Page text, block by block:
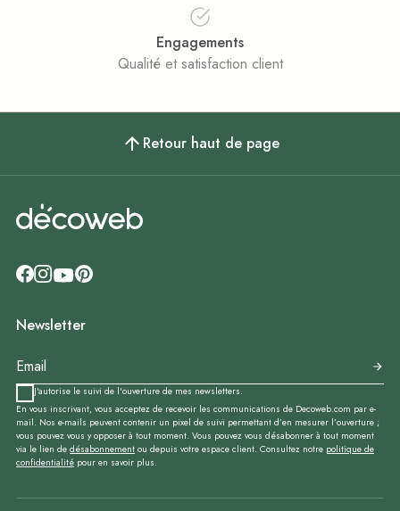
Engagements
Qualité et satisfaction client
Retour haut de page
Newsletter
J'autorise le suivi de l'ouverture de mes newsletters.
En vous inscrivant, vous acceptez de recevoir les communications de Decoweb.com par e-
mail. Nos e-mails peuvent contenir un pixel de suivi permettant d’en mesurer l’ouverture ;
vous pouvez vous y opposer à tout moment. Vous pouvez vous désabonner à tout moment
via le lien de désabonnement ou depuis votre espace client. Consultez notre politique de
confidentialité pour en savoir plus.